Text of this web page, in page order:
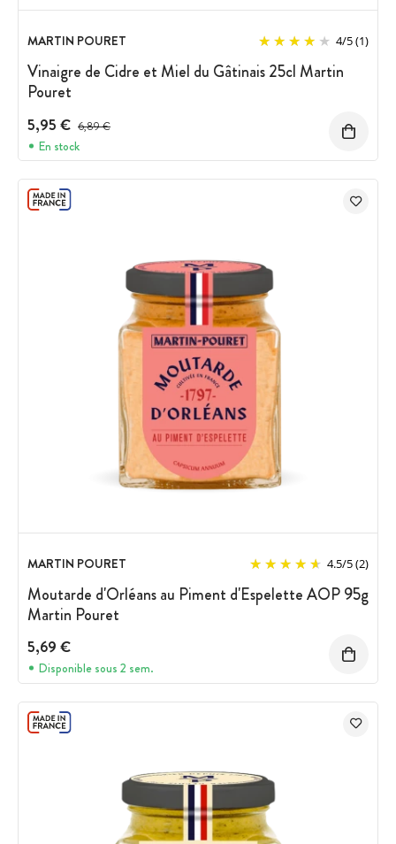
MARTIN POURET 4/5(1)
Vinaigre de Cidre et Miel du Gâtinais 25cl Martin
Pouret
5,95 € Prix avant réduction :
6,89 €
En stock
MARTIN POURET 4.5/5(2)
Moutarde d'Orléans au Piment d'Espelette AOP 95g
Martin Pouret
5,69 €
Disponible sous 2 sem.